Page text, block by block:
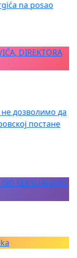
na posao
DIREKTORA
дозволимо да
постане
OD SEKSUALNOG